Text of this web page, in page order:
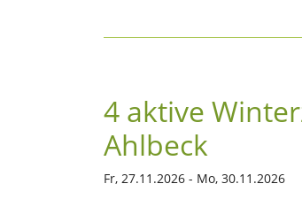
4 aktive
Ahlbeck
Fr, 27.11.2026 - Mo, 30.11.2026